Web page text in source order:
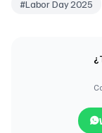
#Labor Day 2025